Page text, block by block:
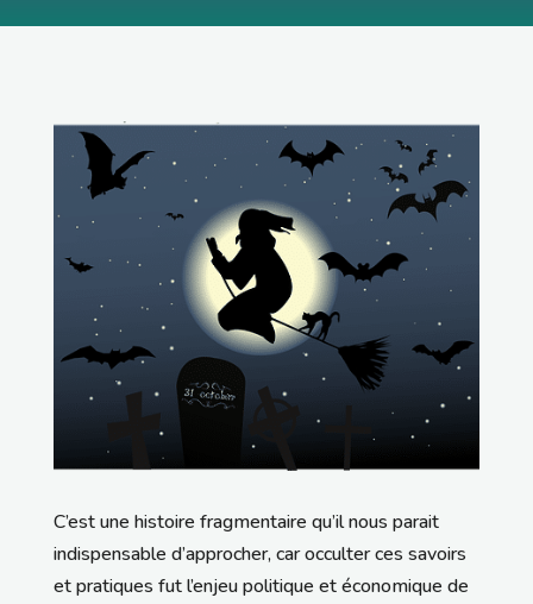
C’est une histoire fragmentaire qu’il nous parait
indispensable d’approcher, car occulter ces savoirs
et pratiques fut l’enjeu politique et économique de